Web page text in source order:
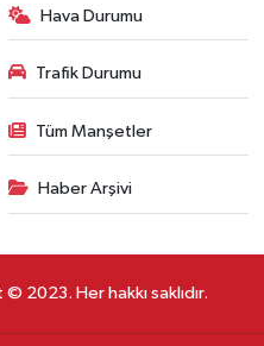
Hava Durumu
Trafik Durumu
Tüm Manşetler
Haber Arşivi
2023. Her hakkı saklıdır.